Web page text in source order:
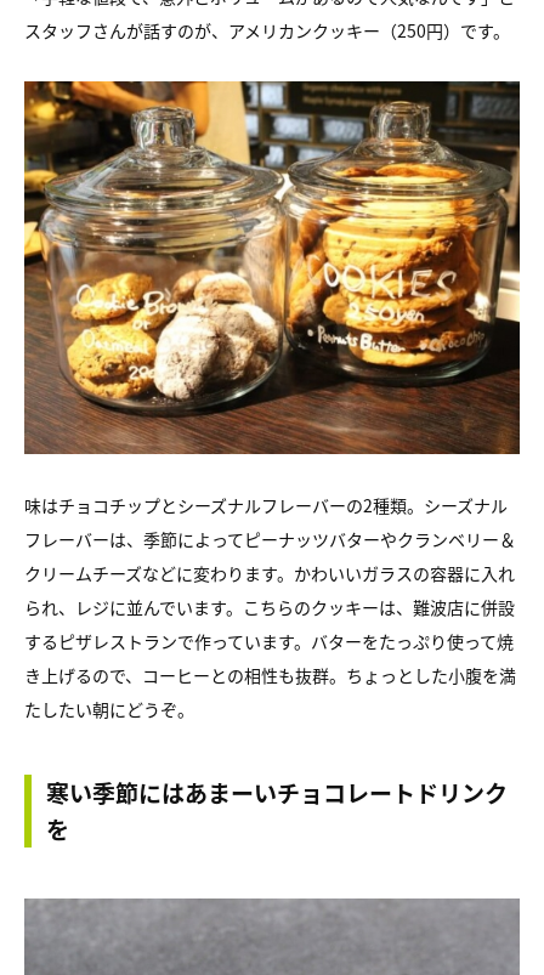
スタッフさんが話すのが、アメリカンクッキー（250円）です。
味はチョコチップとシーズナルフレーバーの2種類。シーズナル
フレーバーは、季節によってピーナッツバターやクランベリー＆
クリームチーズなどに変わります。かわいいガラスの容器に入れ
られ、レジに並んでいます。こちらのクッキーは、難波店に併設
するピザレストランで作っています。バターをたっぷり使って焼
き上げるので、コーヒーとの相性も抜群。ちょっとした小腹を満
たしたい朝にどうぞ。
寒い季節にはあまーいチョコレートドリンク
を